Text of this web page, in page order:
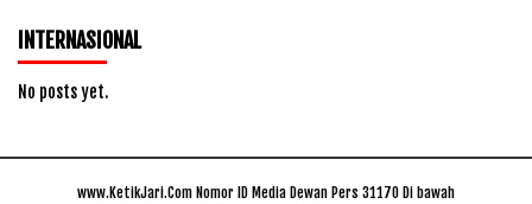
INTERNASIONAL
No posts yet.
www.KetikJari.Com Nomor ID Media Dewan Pers 31170 Di bawah